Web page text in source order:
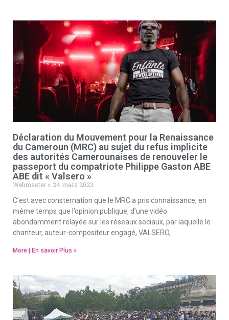
Déclaration du Mouvement pour la Renaissance
du Cameroun (MRC) au sujet du refus implicite
des autorités Camerounaises de renouveler le
passeport du compatriote Philippe Gaston ABE
ABE dit « Valsero »
Webmaster
24 mars 2023
C’est avec consternation que le MRC a pris connaissance, en
même temps que l’opinion publique, d’une vidéo
abondamment relayée sur les réseaux sociaux, par laquelle le
chanteur, auteur-compositeur engagé, VALSERO,
More | En savoir Plus »